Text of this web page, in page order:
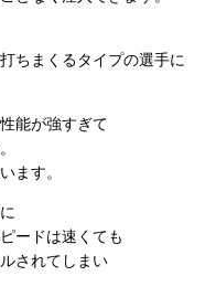
ちまくるタイプの選手に
能が強すぎて
ます。
ードは速くても
されてしまい